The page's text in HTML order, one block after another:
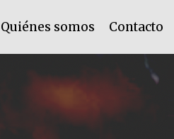
Quiénes somos Contacto